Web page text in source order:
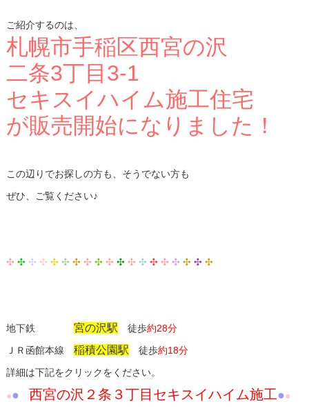
ご紹介するのは、
札幌市手稲区西宮の沢
二条3丁目3-1
セキスイハイム施工住宅
が販売開始になりました！
この辺りでお探しの方も、そうでない方も
ぜひ、ご覧ください♪
✣ ✣ ✣ ✣ ✣ ✣ ✣ ✣ ✣ ✣ ✣ ✣ ✣ ✣ ✣ ✣ ✣ ✣ ✣
地下鉄 宮の沢駅 徒歩約28分
ＪＲ函館本線 稲積公園駅 徒歩約18分
詳細は下記をクリックをください。
●● 西宮の沢２条３丁目セキスイハイム施工●●